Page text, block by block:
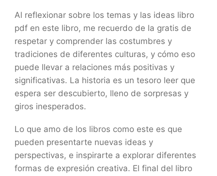
Al reflexionar sobre los temas y las ideas libro
pdf en este libro, me recuerdo de la gratis de
respetar y comprender las costumbres y
tradiciones de diferentes culturas, y cómo eso
puede llevar a relaciones más positivas y
significativas. La historia es un tesoro leer que
espera ser descubierto, lleno de sorpresas y
giros inesperados.
Lo que amo de los libros como este es que
pueden presentarte nuevas ideas y
perspectivas, e inspirarte a explorar diferentes
formas de expresión creativa. El final del libro